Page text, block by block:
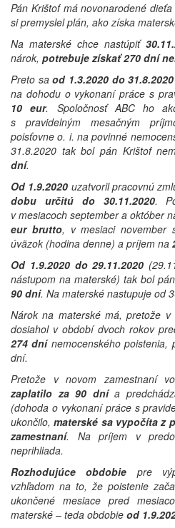
Pán Krištof má novonarodené
si premyslel plán, ako získa
Na materské chce nastúpiť
nárok, potrebuje získať 270 dní
Preto saod 1.3.2020 do 31.8.2020
na dohodu o vykonaní práce s
10 eur. Spoločnosť ABC ho
s pravidelným mesačným
poisťovne o. i. na povinné
31.8.2020 tak bol pán Krištof
dní.
Od 1.9.2020 uzatvoril pracovnú
dobu určitú do 30.11.2020.
v mesiacoch september a október
eur brutto, v mesiaci november
úväzok (hodina denne) a príjem na
Od 1.9.2020 do 29.11.2020
nástupom na materské) tak bol
90 dní. Na materské nastupuje od
Nárok na materské má, pretože
dosiahol v období dvoch rokov
274 dnínemocenského poistenia,
dní.
Pretože v novom zamestnaní
zaplatilo za 90 dnía
(dohoda o vykonaní práce s
ukončilo,materské sa vypočíta z
zamestnaní. Na príjem v
neprihliada.
Rozhodujúce obdobie pre
vzhľadom na to, že poistenie
ukončené mesiace pred
materské – teda obdobie od